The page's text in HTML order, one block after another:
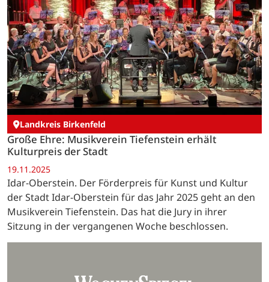
Landkreis Birkenfeld
Große Ehre: Musikverein Tiefenstein erhält
Kulturpreis der Stadt
19.11.2025
Idar-Oberstein. Der Förderpreis für Kunst und Kultur
der Stadt Idar-Oberstein für das Jahr 2025 geht an den
Musikverein Tiefenstein. Das hat die Jury in ihrer
Sitzung in der vergangenen Woche beschlossen.